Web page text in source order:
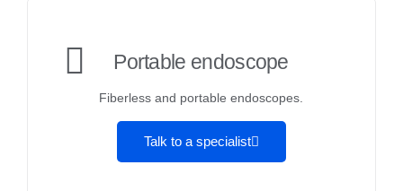
Portable endoscope
Fiberless and portable endoscopes.
Talk to a specialist